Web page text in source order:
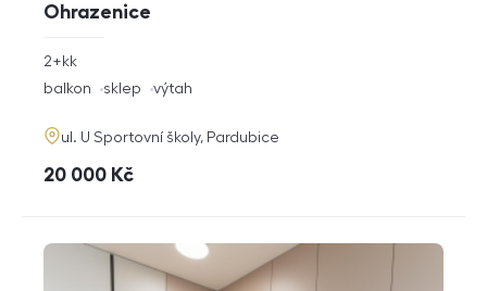
Ohrazenice
rozměry
dispozice
2+kk
funkce
balkon sklep výtah
adresa
ul. U Sportovní školy, Pardubice
cena
20 000 Kč